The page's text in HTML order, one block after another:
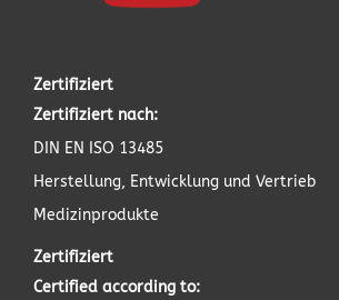
Zertifiziert
Zertifiziert nach:
DIN EN ISO 13485
Herstellung, Entwicklung und Vertrieb
Medizinprodukte
Zertifiziert
Certified according to: